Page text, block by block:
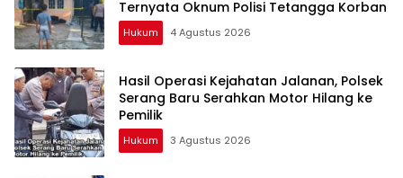
Ternyata Oknum Polisi Tetangga Korban
Hukum 4 Agustus 2026
Hasil Operasi Kejahatan Jalanan, Polsek
Serang Baru Serahkan Motor Hilang ke
Pemilik
Hukum 3 Agustus 2026